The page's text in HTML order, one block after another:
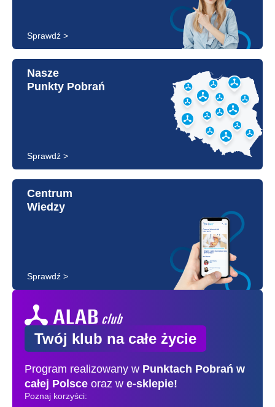
Sprawdź >
Nasze
Punkty Pobrań
Sprawdź >
Centrum
Wiedzy
Sprawdź >
Twój klub na całe życie
Program realizowany w Punktach Pobrań w
całej Polsce oraz w e-sklepie!
Poznaj korzyści: